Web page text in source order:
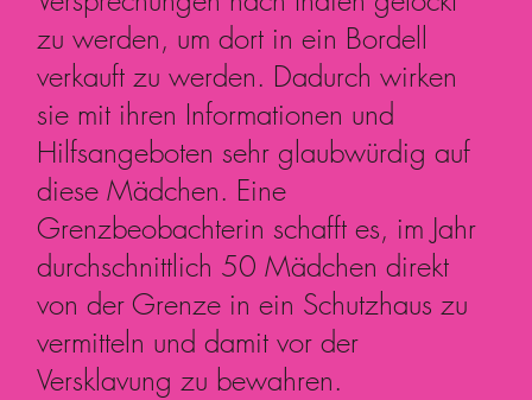
zu werden, um dort in ein Bordell
verkauft zu werden. Dadurch wirken
sie mit ihren Informationen und
Hilfsangeboten sehr glaubwürdig auf
diese Mädchen. Eine
Grenzbeobachterin schafft es, im Jahr
durchschnittlich 50 Mädchen direkt
von der Grenze in ein Schutzhaus zu
vermitteln und damit vor der
Versklavung zu bewahren.